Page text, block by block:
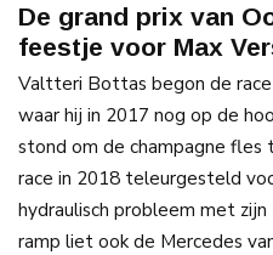
De grand prix van
feestje voor Max
Valtteri Bottas begon de
waar hij in 2017 nog op de
stond om de champagne fles
race in 2018 teleurgesteld
hydraulisch probleem met
ramp liet ook de Mercedes